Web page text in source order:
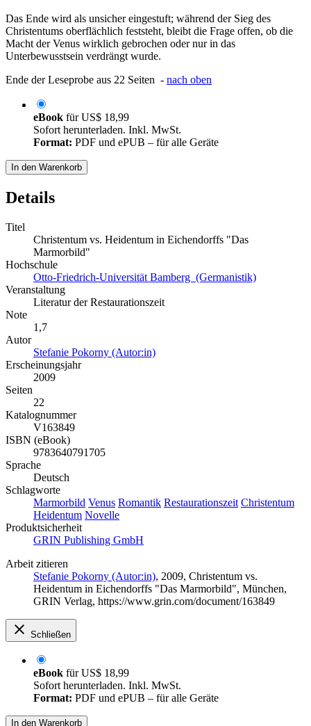
Das Ende wird als unsicher eingestuft; während der Sieg des
Christentums oberflächlich feststeht, bleibt die Frage offen, ob die
Macht der Venus wirklich gebrochen oder nur in das
Unterbewusstsein verdrängt wurde.
Ende der Leseprobe aus 22 Seiten - nach oben
eBook fürUS$ 18,99
Sofort herunterladen. Inkl. MwSt.
Format: PDF und ePUB – für alle Geräte
In den Warenkorb
Details
Titel
Christentum vs. Heidentum in Eichendorffs "Das
Marmorbild"
Hochschule
Otto-Friedrich-Universität Bamberg (Germanistik)
Veranstaltung
Literatur der Restaurationszeit
Note
1,7
Autor
Stefanie Pokorny (Autor:in)
Erscheinungsjahr
2009
Seiten
22
Katalognummer
V163849
ISBN (eBook)
9783640791705
Sprache
Deutsch
Schlagworte
Marmorbild Venus Romantik Restaurationszeit Christentum
Heidentum Novelle
Produktsicherheit
GRIN Publishing GmbH
Arbeit zitieren
Stefanie Pokorny (Autor:in), 2009, Christentum vs.
Heidentum in Eichendorffs "Das Marmorbild", München,
GRIN Verlag, https://www.grin.com/document/163849
Schließen
eBook fürUS$ 18,99
Sofort herunterladen. Inkl. MwSt.
Format: PDF und ePUB – für alle Geräte
In den Warenkorb